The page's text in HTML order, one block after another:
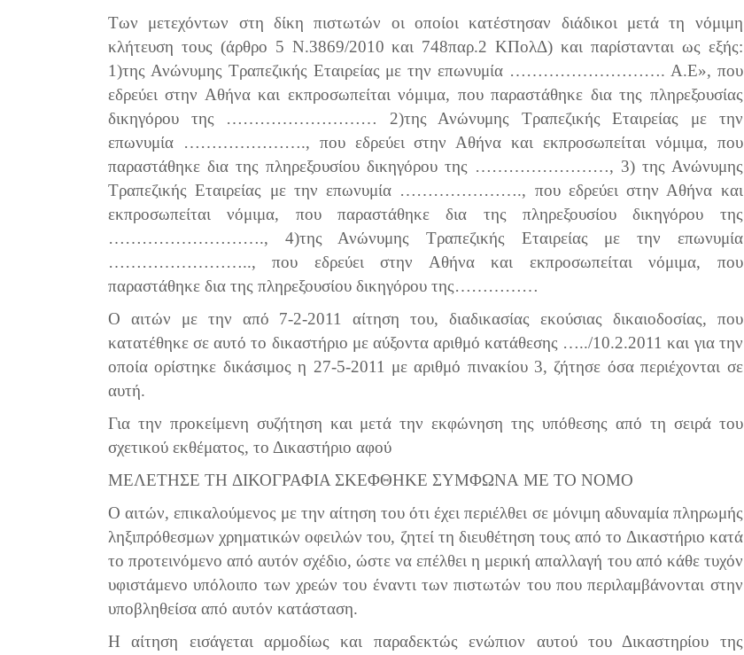
Των
μετεχόντων στη δίκη πιστωτών οι οποίοι κατέστησαν διάδικοι μετά τη
νόμιμη
κλήτευση τους (άρθρο 5 Ν.3869/2010και 748παρ.2ΚΠολΔ)και παρίστανται ως εξής:
1)της Ανώνυμης Τραπεζικής Εταιρείας με την επωνυμία ………………………. Α.Ε», που
εδρεύει στην Αθήνα και εκπροσωπείται νόμιμα, που παραστάθηκε δια της πληρεξουσίας
δικηγόρου της ……………………… 2)της Ανώνυμης Τραπεζικής Εταιρείας με την
επωνυμία …………………., που εδρεύει στην Αθήνα και εκπροσωπείται νόμιμα, που
παραστάθηκε δια της πληρεξουσίου δικηγόρου της ……………………, 3) της Ανώνυμης
Τραπεζικής Εταιρείας με την επωνυμία …………………., που εδρεύει στην Αθήνα και
εκπροσωπείται νόμιμα, που παραστάθηκε δια της πληρεξουσίου δικηγόρου της
………………………., 4)της Ανώνυμης Τραπεζικής Εταιρείας με την επωνυμία
…………………….., που εδρεύει στην Αθήνα και εκπροσωπείται νόμιμα, που
παραστάθηκε δια της πληρεξουσίου δικηγόρου της……………
Ο αιτών με την από 7-2-2011 αίτηση του, διαδικασίας εκούσιας δικαιοδοσίας, που
κατατέθηκε σε αυτό το δικαστήριο με αύξοντα αριθμό κατάθεσης …../10.2.2011 και για την
οποία ορίστηκε δικάσιμος η 27-5-2011 με αριθμό πινακίου 3, ζήτησε όσα περιέχονται σε
αυτή.
Για την προκείμενη συζήτηση και μετά την εκφώνηση της υπόθεσης από τη σειρά του
σχετικού εκθέματος, το Δικαστήριο αφού
ΜΕΛΕΤΗΣΕ ΤΗ ΔΙΚΟΓΡΑΦΙΑ ΣΚΕΦΘΗΚΕ ΣΥΜΦΩΝΑ ΜΕ ΤΟ ΝΟΜΟ
Ο αιτών, επικαλούμενος με την αίτηση του ότι έχει περιέλθει σε μόνιμη αδυναμία πληρωμής
ληξιπρόθεσμων χρηματικών οφειλών του, ζητεί τη διευθέτηση τους από το Δικαστήριο κατά
το προτεινόμενο από αυτόν σχέδιο, ώστε να επέλθει η μερική απαλλαγή του από κάθε τυχόν
υφιστάμενο υπόλοιπο των χρεών του έναντι των πιστωτών του που περιλαμβάνονται στην
υποβληθείσα από αυτόν κατάσταση.
Η αίτηση εισάγεται αρμοδίως και παραδεκτώς ενώπιον αυτού του Δικαστηρίου της